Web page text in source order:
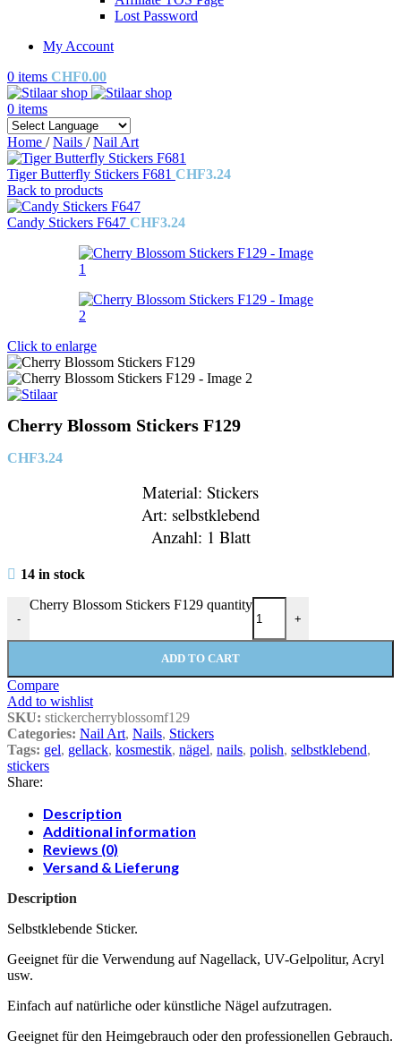
Lost Password
My Account
0 items CHF0.00
0 items
Home / Nails / Nail Art
Tiger Butterfly Stickers F681 CHF3.24
Back to products
Candy Stickers F647 CHF3.24
Click to enlarge
Cherry Blossom Stickers F129
CHF3.24
Material: Stickers
Art: selbstklebend
Anzahl: 1 Blatt
14 in stock
-
Cherry Blossom Stickers F129 quantity
+
ADD TO CART
Compare
Add to wishlist
SKU: stickercherryblossomf129
Categories: Nail Art, Nails, Stickers
Tags: gel, gellack, kosmestik, nägel, nails, polish, selbstklebend,
stickers
Share:
Description
Additional information
Reviews (0)
Versand & Lieferung
Description
Selbstklebende Sticker.
Geeignet für die Verwendung auf Nagellack, UV-Gelpolitur, Acryl
usw.
Einfach auf natürliche oder künstliche Nägel aufzutragen.
Geeignet für den Heimgebrauch oder den professionellen Gebrauch.